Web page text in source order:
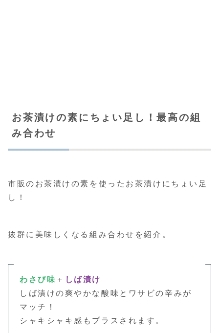
お茶漬けの素にちょい足し！最高の組
み合わせ
市販のお茶漬けの素を使ったお茶漬けにちょい足
し！
抜群に美味しくなる組み合わせを紹介。
わさび味 ＋ しば漬け
しば漬けの爽やかな酸味とワサビの辛みが
マッチ！
シャキシャキ感もプラスされます。